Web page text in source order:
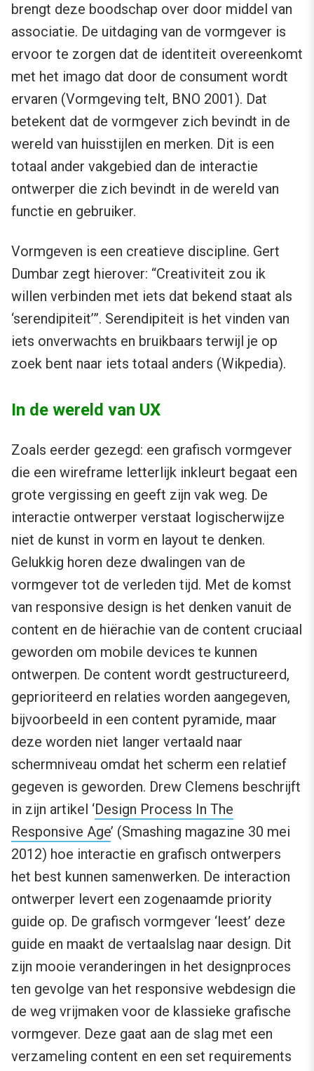
brengt deze boodschap over door middel van
associatie. De uitdaging van de vormgever is
ervoor te zorgen dat de identiteit overeenkomt
met het imago dat door de consument wordt
ervaren (Vormgeving telt, BNO 2001). Dat
betekent dat de vormgever zich bevindt in de
wereld van huisstijlen en merken. Dit is een
totaal ander vakgebied dan de interactie
ontwerper die zich bevindt in de wereld van
functie en gebruiker.
Vormgeven is een creatieve discipline. Gert
Dumbar zegt hierover: “Creativiteit zou ik
willen verbinden met iets dat bekend staat als
‘serendipiteit’”. Serendipiteit is het vinden van
iets onverwachts en bruikbaars terwijl je op
zoek bent naar iets totaal anders (Wikpedia).
In de wereld van UX
Zoals eerder gezegd: een grafisch vormgever
die een wireframe letterlijk inkleurt begaat een
grote vergissing en geeft zijn vak weg. De
interactie ontwerper verstaat logischerwijze
niet de kunst in vorm en layout te denken.
Gelukkig horen deze dwalingen van de
vormgever tot de verleden tijd. Met de komst
van responsive design is het denken vanuit de
content en de hiërachie van de content cruciaal
geworden om mobile devices te kunnen
ontwerpen. De content wordt gestructureerd,
geprioriteerd en relaties worden aangegeven,
bijvoorbeeld in een content pyramide, maar
deze worden niet langer vertaald naar
schermniveau omdat het scherm een relatief
gegeven is geworden. Drew Clemens beschrijft
in zijn artikel ‘Design Process In The
Responsive Age’ (Smashing magazine 30 mei
2012) hoe interactie en grafisch ontwerpers
het best kunnen samenwerken. De interaction
ontwerper levert een zogenaamde priority
guide op. De grafisch vormgever ‘leest’ deze
guide en maakt de vertaalslag naar design. Dit
zijn mooie veranderingen in het designproces
ten gevolge van het responsive webdesign die
de weg vrijmaken voor de klassieke grafische
vormgever. Deze gaat aan de slag met een
verzameling content en een set requirements